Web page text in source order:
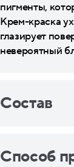
пигменты,
Крем-краска
глазирует
невероятный
Состав
Способ